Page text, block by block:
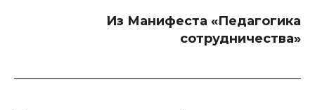
Из Манифеста «Педагогика
сотрудничества»